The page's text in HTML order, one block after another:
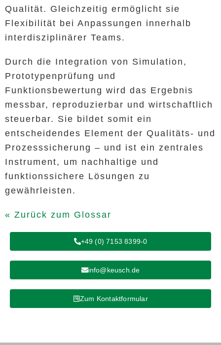
Qualität. Gleichzeitig ermöglicht sie
Flexibilität bei Anpassungen innerhalb
interdisziplinärer Teams.
Durch die Integration von Simulation,
Prototypenprüfung und
Funktionsbewertung wird das Ergebnis
messbar, reproduzierbar und wirtschaftlich
steuerbar. Sie bildet somit ein
entscheidendes Element der Qualitäts- und
Prozesssicherung – und ist ein zentrales
Instrument, um nachhaltige und
funktionssichere Lösungen zu
gewährleisten.
« Zurück zum Glossar
+49 (0) 7153 8399-0
info@keusch.de
Zum Kontaktformular